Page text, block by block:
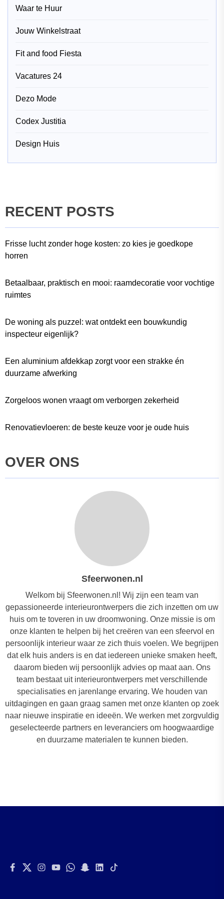
Waar te Huur
Jouw Winkelstraat
Fit and food Fiesta
Vacatures 24
Dezo Mode
Codex Justitia
Design Huis
RECENT POSTS
Frisse lucht zonder hoge kosten: zo kies je goedkope
horren
Betaalbaar, praktisch en mooi: raamdecoratie voor vochtige
ruimtes
De woning als puzzel: wat ontdekt een bouwkundig
inspecteur eigenlijk?
Een aluminium afdekkap zorgt voor een strakke én
duurzame afwerking
Zorgeloos wonen vraagt om verborgen zekerheid
Renovatievloeren: de beste keuze voor je oude huis
OVER ONS
Sfeerwonen.nl
Welkom bij Sfeerwonen.nl! Wij zijn een team van
gepassioneerde interieurontwerpers die zich inzetten om uw
huis om te toveren in uw droomwoning. Onze missie is om
onze klanten te helpen bij het creëren van een sfeervol en
persoonlijk interieur waar ze zich thuis voelen. We begrijpen
dat elk huis anders is en dat iedereen unieke smaken heeft,
daarom bieden wij persoonlijk advies op maat aan. Ons
team bestaat uit interieurontwerpers met verschillende
specialisaties en jarenlange ervaring. We houden van
uitdagingen en gaan graag samen met onze klanten op zoek
naar nieuwe inspiratie en ideeën. We werken met zorgvuldig
geselecteerde partners en leveranciers om hoogwaardige
en duurzame materialen te kunnen bieden.
Facebook
TwitterInstagram
YoutubeWhatsapp
Snapchat
Linkedin
Tiktok